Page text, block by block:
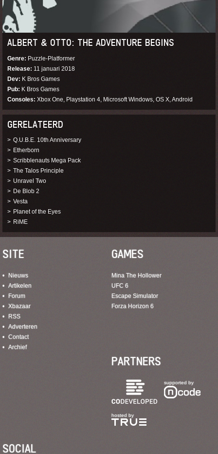
ALBERT & OTTO: THE ADVENTURE BEGINS
Genre Puzzle-Platformer
Release 11 januari 2018
Dev K Bros Games
Pub K Bros Games
Consoles Xbox One, Playstation 4, Microsoft Windows, OS X, Android
GERELATEERD
Q.U.B.E. 10th Anniversary
Etherborn
Scribblenauts Mega Pack
The Talos Principle
Unravel Two
De Blob 2
Vesta
Planet of the Eyes
RiME
SITE
Nieuws
Artikelen
Forum
Xbazaar
RSS
Adverteren
Contact
Archief
GAMES
Mina The Hollower
UFC 6
Escape Simulator
Forza Horizon 6
PARTNERS
supported by
hosted by
SOCIAL